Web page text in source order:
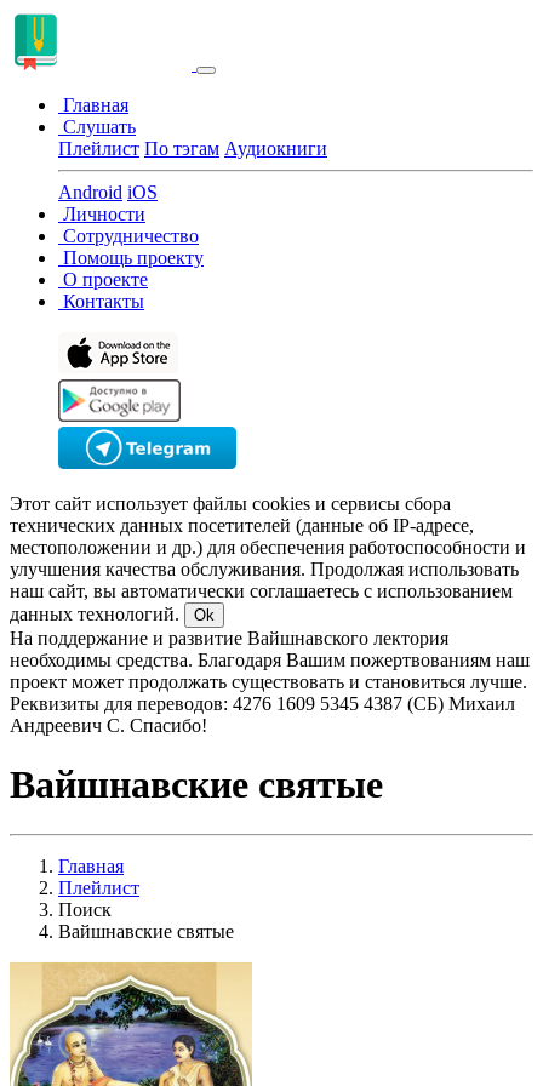
Главная
Слушать
Плейлист По тэгам Аудиокниги
Android iOS
Личности
Сотрудничество
Помощь проекту
О проекте
Контакты
Этот сайт использует файлы cookies и сервисы сбора
технических данных посетителей (данные об IP-адресе,
местоположении и др.) для обеспечения работоспособности и
улучшения качества обслуживания. Продолжая использовать
наш сайт, вы автоматически соглашаетесь с использованием
данных технологий.
Ok
На поддержание и развитие Вайшнавского лектория
необходимы средства. Благодаря Вашим пожертвованиям наш
проект может продолжать существовать и становиться лучше.
Реквизиты для переводов: 4276 1609 5345 4387 (СБ) Михаил
Андреевич С. Спасибо!
Вайшнавские святые
Главная
Плейлист
Поиск
Вайшнавские святые